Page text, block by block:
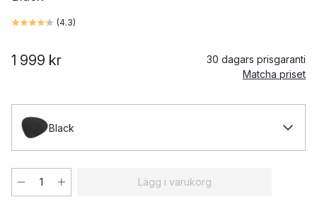
(4.3)
1 999 kr
30 dagars prisgaranti
Matcha priset
Black
Lägg i varukorg